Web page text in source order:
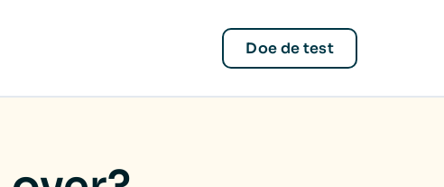
Doe de test